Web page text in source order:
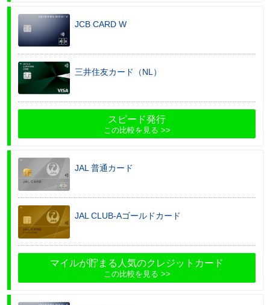
JCB CARD W
三井住友カード（NL）
スピード発行
この比較を見る
JAL 普通カード
JAL CLUB-Aゴールドカード
マイルが貯まる人気のクレジットカード
この比較を見る